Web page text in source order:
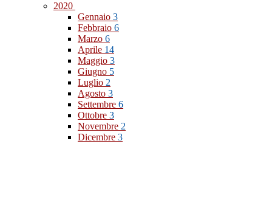
2020
Gennaio 3
Febbraio 6
Marzo 6
Aprile 14
Maggio 3
Giugno 5
Luglio 2
Agosto 3
Settembre 6
Ottobre 3
Novembre 2
Dicembre 3